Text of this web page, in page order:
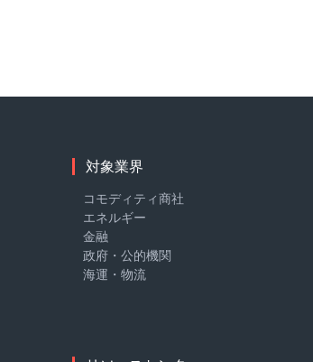
対象業界
コモディティ商社
エネルギー
金融
政府・公的機関
海運・物流